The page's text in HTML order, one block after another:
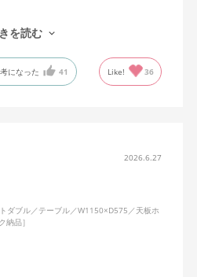
すさ、組み立てやすさ（説明書、
全性や購入後のサポート体制と、多
を満たすデスクがこちらでした。
申し訳ないくらいでした。満足度
はこちらの購入を強くオススメし
を読む
になった 41 Like! 36
2026.6.27
ダブル／テーブル／W1150×D575／天板ホ
納品］